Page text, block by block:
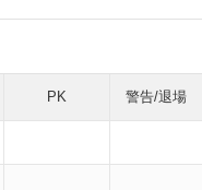
PK 警告/退場